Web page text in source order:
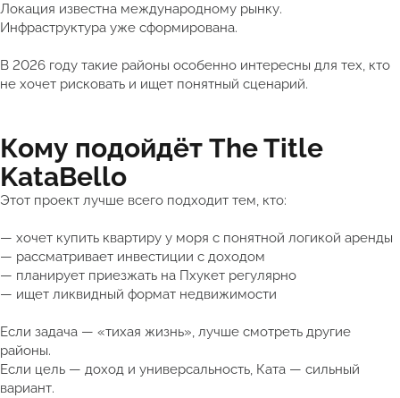
Локация известна международному рынку.
Инфраструктура уже сформирована.
В 2026 году такие районы особенно интересны для тех, кто
не хочет рисковать и ищет понятный сценарий.
Кому подойдёт The Title
KataBello
Этот проект лучше всего подходит тем, кто:
— хочет купить квартиру у моря с понятной логикой аренды
— рассматривает инвестиции с доходом
— планирует приезжать на Пхукет регулярно
— ищет ликвидный формат недвижимости
Если задача — «тихая жизнь», лучше смотреть другие
районы.
Если цель — доход и универсальность, Ката — сильный
вариант.